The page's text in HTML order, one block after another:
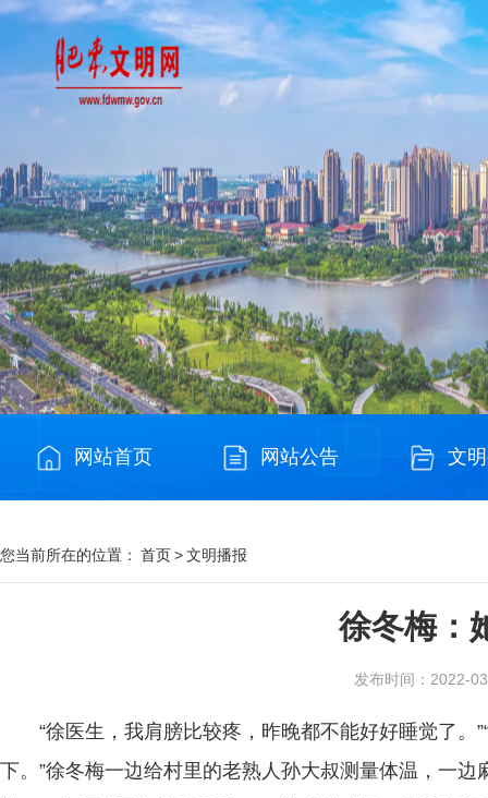
网站首页 网站公告 文
您当前所在的位置： 首页>文明播报
徐冬梅：
发布时间：2022-
“徐医生，我肩膀比较疼，昨晚都不能好好睡觉了
下。”徐冬梅一边给村里的老熟人孙大叔测量体温，一